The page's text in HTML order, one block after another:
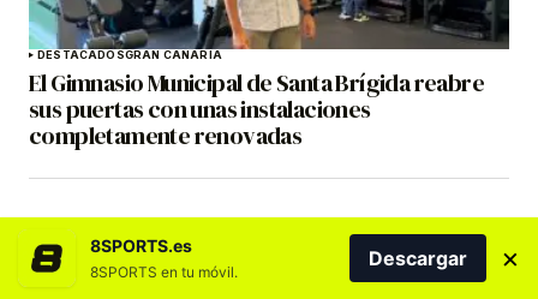
DESTACADOSGRAN CANARIA
El Gimnasio Municipal de Santa Brígida reabre
sus puertas con unas instalaciones
completamente renovadas
8SPORTS.es
8SPORTS en tu móvil.
Descargar ×